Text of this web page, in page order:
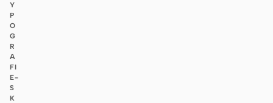
Y
P
O
G
R
A
FI
E-
S
K